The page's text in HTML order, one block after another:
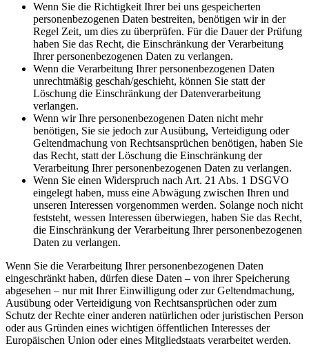
Wenn Sie die Richtigkeit Ihrer bei uns gespeicherten
personenbezogenen Daten bestreiten, benötigen wir in der
Regel Zeit, um dies zu überprüfen. Für die Dauer der Prüfung
haben Sie das Recht, die Einschränkung der Verarbeitung
Ihrer personenbezogenen Daten zu verlangen.
Wenn die Verarbeitung Ihrer personenbezogenen Daten
unrechtmäßig geschah/geschieht, können Sie statt der
Löschung die Einschränkung der Datenverarbeitung
verlangen.
Wenn wir Ihre personenbezogenen Daten nicht mehr
benötigen, Sie sie jedoch zur Ausübung, Verteidigung oder
Geltendmachung von Rechtsansprüchen benötigen, haben Sie
das Recht, statt der Löschung die Einschränkung der
Verarbeitung Ihrer personenbezogenen Daten zu verlangen.
Wenn Sie einen Widerspruch nach Art. 21 Abs. 1 DSGVO
eingelegt haben, muss eine Abwägung zwischen Ihren und
unseren Interessen vorgenommen werden. Solange noch nicht
feststeht, wessen Interessen überwiegen, haben Sie das Recht,
die Einschränkung der Verarbeitung Ihrer personenbezogenen
Daten zu verlangen.
Wenn Sie die Verarbeitung Ihrer personenbezogenen Daten
eingeschränkt haben, dürfen diese Daten – von ihrer Speicherung
abgesehen – nur mit Ihrer Einwilligung oder zur Geltendmachung,
Ausübung oder Verteidigung von Rechtsansprüchen oder zum
Schutz der Rechte einer anderen natürlichen oder juristischen Person
oder aus Gründen eines wichtigen öffentlichen Interesses der
Europäischen Union oder eines Mitgliedstaats verarbeitet werden.